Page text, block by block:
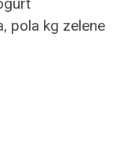
pola kg zelene